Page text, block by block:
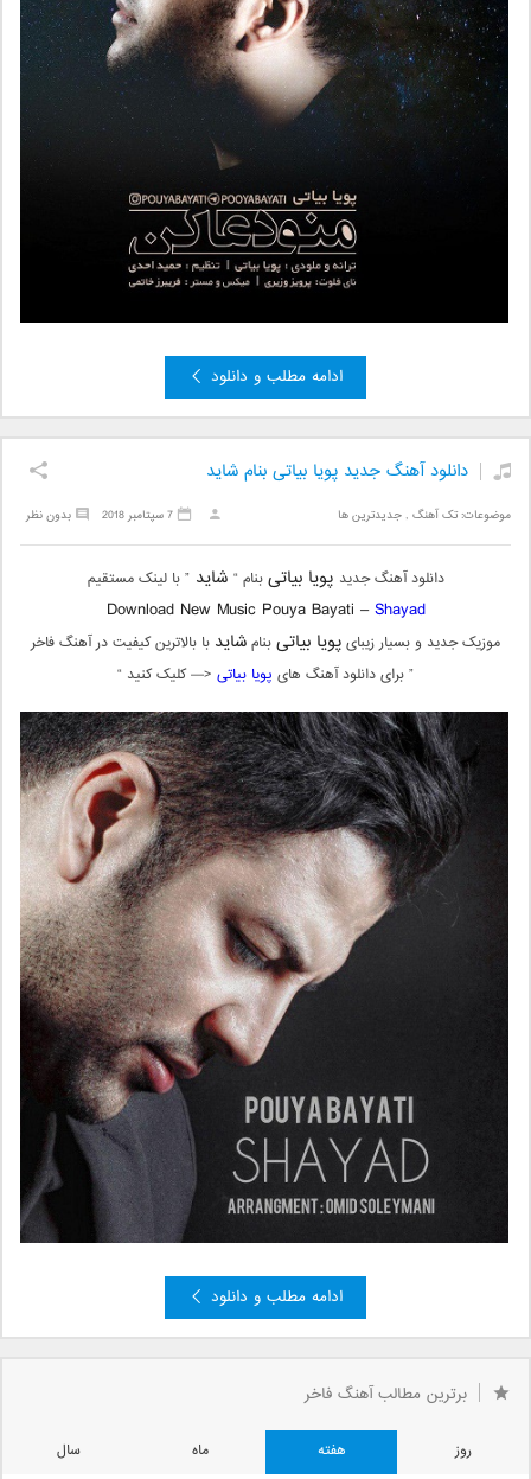
ادامه مطلب و دانلود
دانلود آهنگ جدید پویا بیاتی بنام شاید
موضوعات:تک آهنگ ,جدیدترین ها بدون نظر 7 سپتامبر 2018
دانلود آهنگ جدید پویا بیاتیبنام “ شاید” با لینک مستقیم
Download New Music Pouya Bayati –Shayad
موزیک جدید و بسیار زیبایپویا بیاتیبنامشاید با بالاترین کیفیت در آهنگ فاخر
” برای دانلود آهنگ های پویا بیاتی <— کلیک کنید “
ادامه مطلب و دانلود
برترین مطالب آهنگ فاخر
روز هفته ماه
سال